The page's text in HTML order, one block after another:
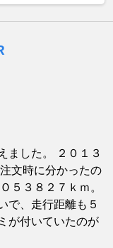
ました。 ２０１３
文時に分かったの
５３８２７ｋｍ。
で、走行距離も５
が付いていたのが